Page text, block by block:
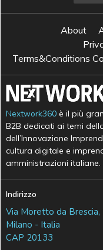
About
Terms&Conditions
Nextwork360 è il più
B2B dedicati ai temi
dell’Innovazione
cultura digitale e
amministrazioni italiane.
Indirizzo
Via Moretto da Brescia,
Milano - Italia
CAP 20133